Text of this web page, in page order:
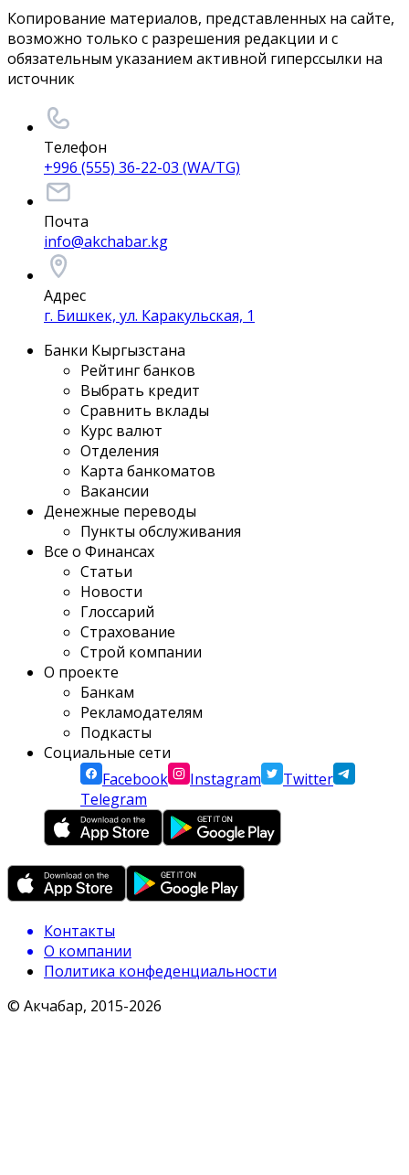
Копирование материалов, представленных на сайте,
возможно только с разрешения редакции и с
обязательным указанием активной гиперссылки на
источник
Телефон
+996 (555) 36-22-03 (WA/TG)
Почта
info@akchabar.kg
Адрес
г. Бишкек, ул. Каракульская, 1
Банки Кыргызстана
Рейтинг банков
Выбрать кредит
Сравнить вклады
Курс валют
Отделения
Карта банкоматов
Вакансии
Денежные переводы
Пункты обслуживания
Все о Финансах
Статьи
Новости
Глоссарий
Страхование
Строй компании
О проекте
Банкам
Рекламодателям
Подкасты
Социальные сети
Facebook
Instagram
Twitter
Telegram
Контакты
О компании
Политика конфеденциальности
© Акчабар, 2015-2026